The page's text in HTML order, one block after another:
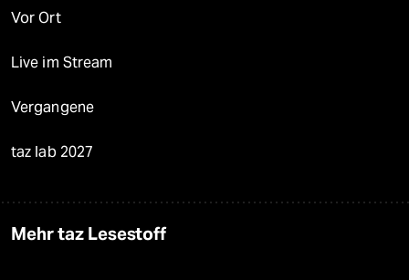
Vor Ort
Live im Stream
Vergangene
taz lab 2027
Mehr taz Lesestoff